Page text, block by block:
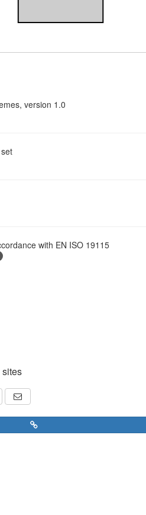
version 1.0
with EN ISO 19115